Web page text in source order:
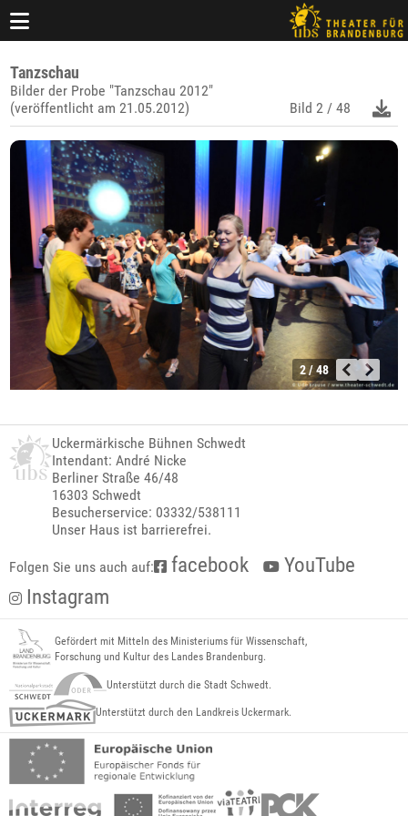
Tanzschau
Bilder der Probe "Tanzschau 2012"
(veröffentlicht am 21.05.2012)
Bild 2 / 48
2 / 48
Uckermärkische Bühnen Schwedt
Intendant: André Nicke
Berliner Straße 46/48
16303 Schwedt
Besucherservice: 03332/538111
Unser Haus ist barrierefrei.
Folgen Sie uns auch auf: facebook
YouTube
Instagram
Gefördert mit Mitteln des Ministeriums für Wissenschaft,
Forschung und Kultur des Landes Brandenburg.
Unterstützt durch die Stadt Schwedt.
Unterstützt durch den Landkreis Uckermark.